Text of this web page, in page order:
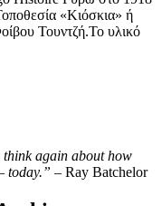
«Κιόσκια» ή
Τουντζή.Το υλικό
think again about how
today.” – Ray Batchelor